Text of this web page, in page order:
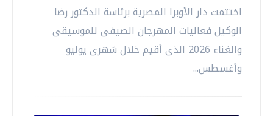
اختتمت دار الأوبرا المصرية برئاسة الدكتور رضا
الوكيل فعاليات المهرجان الصيفى للموسيقى
والغناء 2026 الذى أقيم خلال شهرى يوليو
وأغسطس...